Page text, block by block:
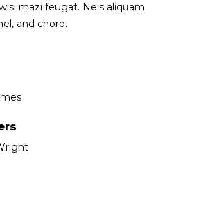
mazi feugat. Neis aliquam
and choro.